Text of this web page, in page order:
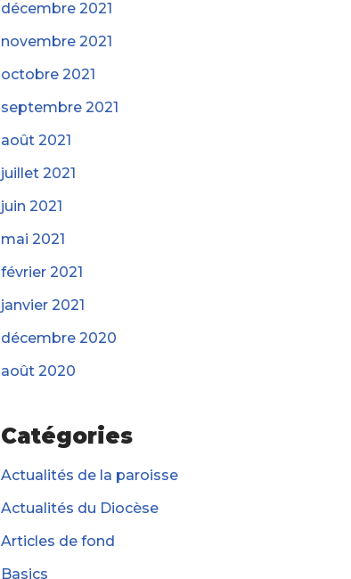
décembre 2021
novembre 2021
octobre 2021
septembre 2021
août 2021
juillet 2021
juin 2021
mai 2021
février 2021
janvier 2021
décembre 2020
août 2020
Catégories
Actualités de la paroisse
Actualités du Diocèse
Articles de fond
Basics